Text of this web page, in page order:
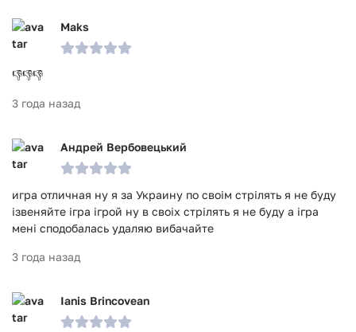
Maks
👎👎👎
3 года назад
Андрей Вербовецький
игра отличная ну я за Украину по своім стрілять я не буду
ізвеняйте ігра ігрой ну в своіх стрілять я не буду а ігра
мені сподобалась удаляю вибачайте
3 года назад
Ianis Brincovean